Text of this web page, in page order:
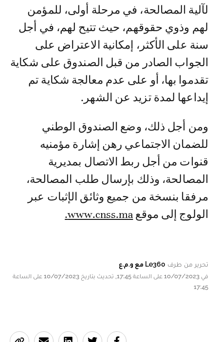
لآلية المصالحة، في مرحلة أولى، للمؤمن
لهم وذوي حقوقهم، حيث تتيح لهم، في أجل
سنة على الأكثر، إمكانية الاعتراض على
الجواب الصادر من قبل الصندوق على شكاية
تقدموا بها، أو على عدم معالجة شكاية تم
إيداعها لمدة تزيد عن الشهر.
ومن أجل ذلك، وضع الصندوق الوطني
للضمان الاجتماعي رهن إشارة مؤمنيه
قنوات من أجل ربط الاتصال بمديرية
المصالحة، وذلك بإرسال طلب المصالحة،
مرفقا بنسخة من جميع وثائق الإثبات عبر
الولوج إلى موقع www.cnss.ma.
تحرير من طرف Le360 مع و.م.ع
في 10/07/2023 على الساعة 17:45, تحديث بتاريخ 10/07/2023 على الساعة
17:45